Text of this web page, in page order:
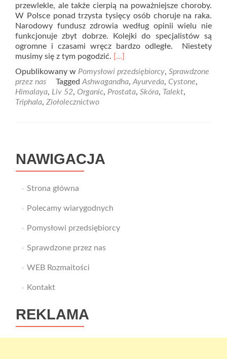
przewlekle, ale także cierpią na poważniejsze choroby.
W Polsce ponad trzysta tysięcy osób choruje na raka.
Narodowy fundusz zdrowia według opinii wielu nie
funkcjonuje zbyt dobrze. Kolejki do specjalistów są
ogromne i czasami wręcz bardzo odległe. Niestety
musimy się z tym pogodzić. Read
about
Problemy
ze
[…]
Opublikowany w Pomysłowi przedsiębiorcy, Sprawdzone
przez nas
Tagged Ashwagandha, Ayurveda, Cystone,
Himalaya, Liv 52, Organic, Prostata, Skóra, Talekt,
Triphala, Ziołolecznictwo
NAWIGACJA
Strona główna
Polecamy wiarygodnych
Pomysłowi przedsiębiorcy
Sprawdzone przez nas
WEB Rozmaitości
Kontakt
REKLAMA